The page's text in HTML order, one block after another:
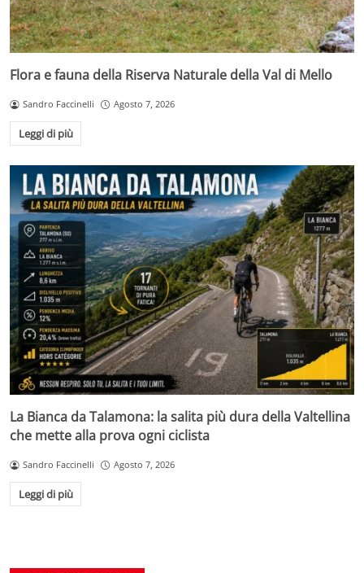
Flora e fauna della Riserva Naturale della Val di Mello
Sandro Faccinelli Agosto 7, 2026
Leggi di più
La Bianca da Talamona: la salita più dura della Valtellina
che mette alla prova ogni ciclista
Sandro Faccinelli Agosto 7, 2026
Leggi di più